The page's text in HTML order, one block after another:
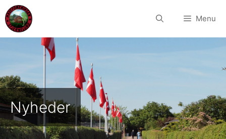
Hop
til
indhold
Menu
Nyheder